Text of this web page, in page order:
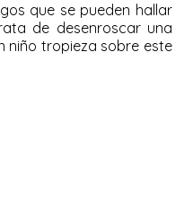
que se pueden hallar
de desenroscar una
niño tropieza sobre este